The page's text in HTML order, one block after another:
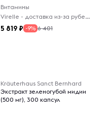
Витамины
Virelle - доставка из-за рубежа
5 819 -9% 6 401
Kräuterhaus Sanct Bernhard
Экстракт зеленогубой мидии
(500 мг), 300 капсул